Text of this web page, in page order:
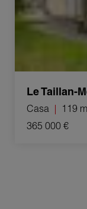
Le Taillan-
Casa 119
365 000 €